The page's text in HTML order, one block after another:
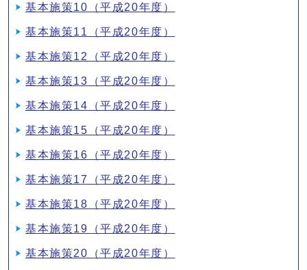
基本施策10（平成20年度）
基本施策11（平成20年度）
基本施策12（平成20年度）
基本施策13（平成20年度）
基本施策14（平成20年度）
基本施策15（平成20年度）
基本施策16（平成20年度）
基本施策17（平成20年度）
基本施策18（平成20年度）
基本施策19（平成20年度）
基本施策20（平成20年度）